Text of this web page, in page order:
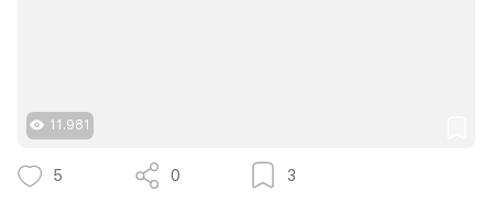
11.981
5 0 3